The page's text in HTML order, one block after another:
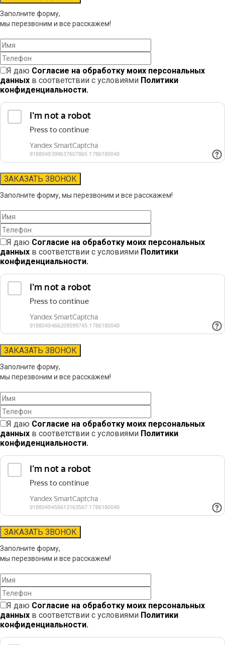
Заполните форму,
мы перезвоним и все расскажем!
Я даю Согласие на обработку моих персональных
данных в соответствии с условиями Политики
конфиденциальности.
Заполните форму, мы перезвоним и все расскажем!
Я даю Согласие на обработку моих персональных
данных в соответствии с условиями Политики
конфиденциальности.
Заполните форму,
мы перезвоним и все расскажем!
Я даю Согласие на обработку моих персональных
данных в соответствии с условиями Политики
конфиденциальности.
Заполните форму,
мы перезвоним и все расскажем!
Я даю Согласие на обработку моих персональных
данных в соответствии с условиями Политики
конфиденциальности.